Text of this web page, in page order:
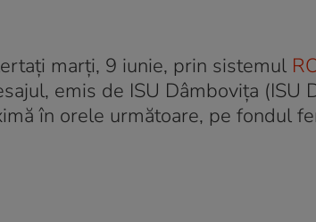
marți, 9 iunie, prin sistemul
emis de ISU Dâmbovița (ISU
în orele următoare, pe fondul